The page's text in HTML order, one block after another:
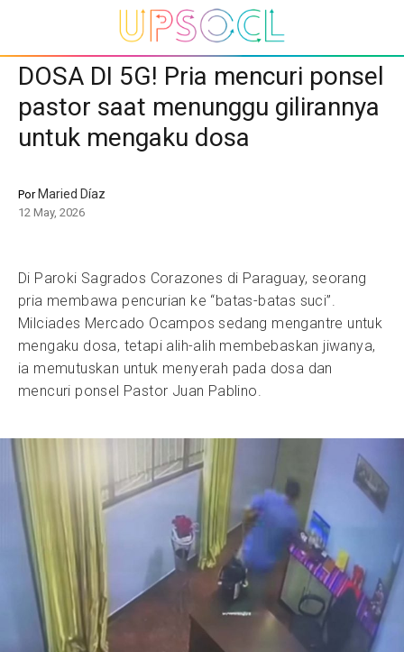
DOSA DI 5G! Pria mencuri ponsel
pastor saat menunggu gilirannya
untuk mengaku dosa
Por Maried Díaz
12 May, 2026
Di Paroki Sagrados Corazones di Paraguay, seorang
pria membawa pencurian ke “batas-batas suci”.
Milciades Mercado Ocampos sedang mengantre untuk
mengaku dosa, tetapi alih-alih membebaskan jiwanya,
ia memutuskan untuk menyerah pada dosa dan
mencuri ponsel Pastor Juan Pablino.